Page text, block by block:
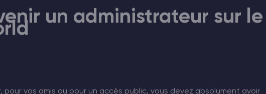
un administrateur sur le
pour vos amis ou pour un accès public, vous devez absolument avoir